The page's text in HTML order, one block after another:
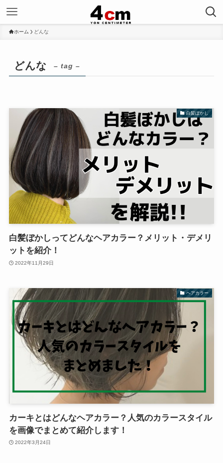
ホーム どんな
どんな – tag –
白髪ぼかし
白髪ぼかしってどんなヘアカラー？メリット・デメリ
ットを紹介！
2022年11月29日
ヘアカラー
カーキとはどんなヘアカラー？人気のカラースタイル
を画像でまとめて紹介します！
2022年3月24日